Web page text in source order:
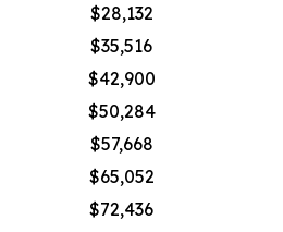
$28,132
$35,516
$42,900
$50,284
$57,668
$65,052
$72,436